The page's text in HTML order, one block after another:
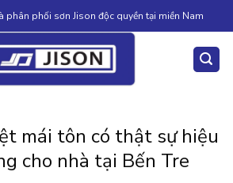
phân phối sơn Jison độc quyền tại miền Nam
mái tôn có thật sự hiệu
cho nhà tại Bến Tre